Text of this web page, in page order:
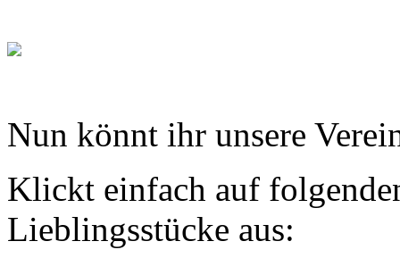
Nun könnt ihr unsere
Klickt einfach auf
Lieblingsstücke aus: